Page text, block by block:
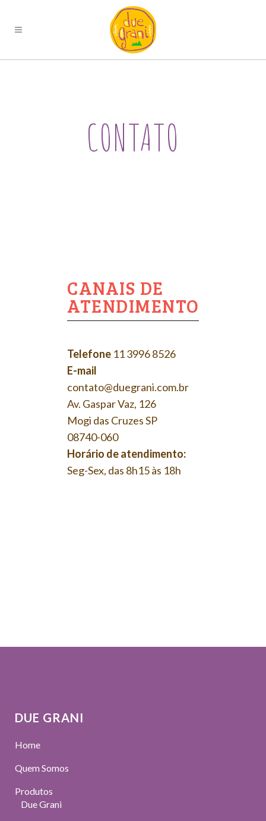
CONTATO
CANAIS DE
ATENDIMENTO
Telefone 11 3996 8526
E-mail
contato@duegrani.com.br
Av. Gaspar Vaz, 126
Mogi das Cruzes SP
08740-060
Horário de atendimento:
Seg-Sex, das 8h15 às 18h
DUE GRANI
Home
Quem Somos
Produtos
Due Grani